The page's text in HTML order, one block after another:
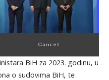
Cancel
BiH za 2023. godinu, u
o sudovima BiH, te